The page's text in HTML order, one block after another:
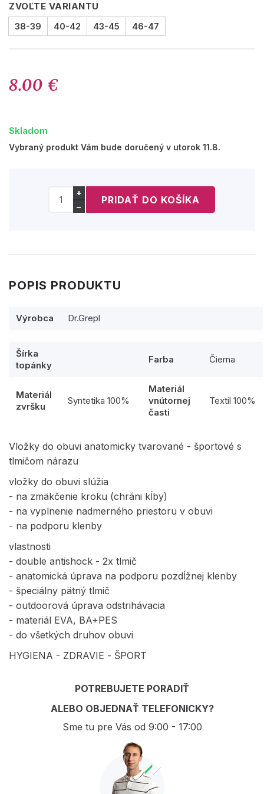
ZVOĽTE VARIANTU
38-39
40-42 43-45 46-47
8.00 €
Skladom
Vybraný produkt Vám bude doručený v utorok 11.8.
+
−
POPIS PRODUKTU
Výrobca Dr.Grepl
Šírka
topánky
Farba Čierna
Materiál
zvršku
Syntetika 100%
Materiál
vnútornej
časti
Textil 100%
Vložky do obuvi anatomicky tvarované - športové s
tlmičom nárazu
vložky do obuvi slúžia
- na zmäkčenie kroku (chráni kĺby)
- na vyplnenie nadmerného priestoru v obuvi
- na podporu klenby
vlastnosti
- double antishock - 2x tlmič
- anatomická úprava na podporu pozdĺžnej klenby
- špeciálny pätný tlmič
- outdoorová úprava odstrihávacia
- materiál EVA, BA+PES
- do všetkých druhov obuvi
HYGIENA - ZDRAVIE - ŠPORT
POTREBUJETE PORADIŤ
ALEBO OBJEDNAŤ TELEFONICKY?
Sme tu pre Vás od 9:00 - 17:00